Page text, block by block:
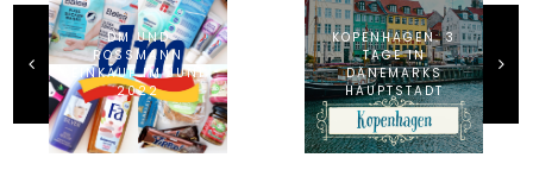
DM UND
ROSSMANN
EINKAUF IM JUNI
2022
KOPENHAGEN: 3
TAGE IN
DÄNEMARKS
HAUPTSTADT